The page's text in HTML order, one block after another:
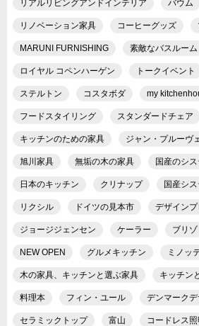
リアルリビングアンドインテリア バウム
リノベーション家具 コーヒーグッズ
MARUNI FURNISHING 素敵なバスルーム
ロイヤル コペンハーゲン トークイベント
ステルトン コスタボダ my
フードスタイリング スタンダードチェア
キッチンのための家具 ジャン・プルーヴ
旭川家具 無垢の木の家具 国産のシ
日本のキッチン クリナップ 国産シ
リクシル ドイツの見本市 デザインプ
ジョージジェンセン ケーラー ブリゾ
NEW OPEN グルメキッチン ミノッ
木の家具、キッチンと選ぶ家具 キッチン
料理本 フィン・ユール デンマーク
セラミックトップ 富山 コードレス照